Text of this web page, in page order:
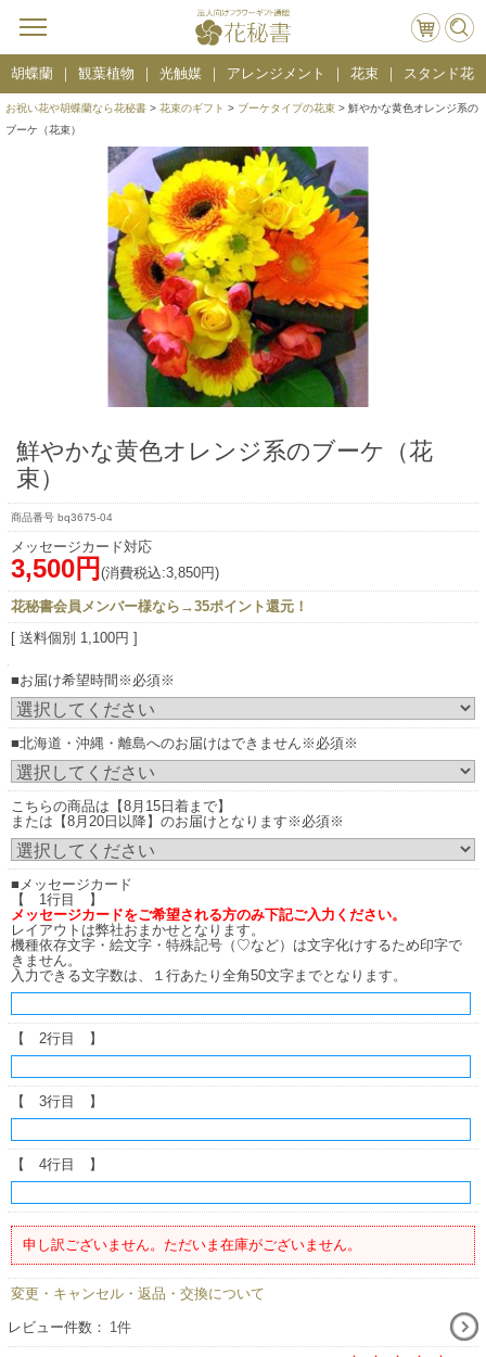
胡蝶蘭 観葉植物 光触媒 アレンジメント 花束 スタンド花
お祝い花や胡蝶蘭なら花秘書 > 花束のギフト > ブーケタイプの花束 > 鮮やかな黄色オレンジ系の
ブーケ（花束）
鮮やかな黄色オレンジ系のブーケ（花
束）
bq3675-04
メッセージカード対応
3,500円 (消費税込:3,850円)
花秘書会員メンバー様なら→35ポイント還元！
[ 送料個別 1,100円 ]
■お届け希望時間※必須※
■北海道・沖縄・離島へのお届けはできません※必須※
こちらの商品は【8月15日着まで】
または【8月20日以降】のお届けとなります※必須※
■メッセージカード
【 1行目 】
メッセージカードをご希望される方のみ下記ご入力ください。
レイアウトは弊社おまかせとなります。
機種依存文字・絵文字・特殊記号（♡など）は文字化けするため印字で
きません。
入力できる文字数は、１行あたり全角50文字までとなります。
【 2行目 】
【 3行目 】
【 4行目 】
申し訳ございません。ただいま在庫がございません。
変更・キャンセル・返品・交換について
レビュー件数： 1件